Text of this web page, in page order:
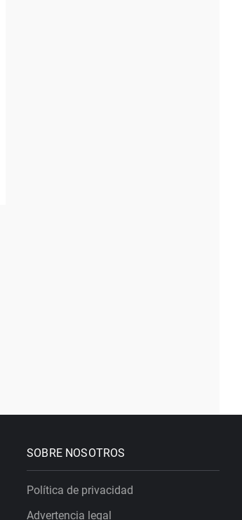
SOBRE NOSOTROS
Política de privacidad
Advertencia legal